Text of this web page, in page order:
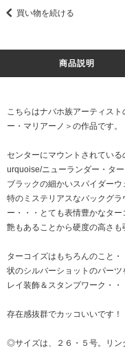
買い物を続ける
商品説明
こちらはナバホ族アーティス
ー・マリアーノ＞の作品です。
センターにマウントされてい
urquoise/ニューランダー・ター
ブラックの細かいスパイダー
特のミステリアスなバックグ
ー・・・とても表情豊かなター
艶もあることから硬度の高さも
ターコイズはもちろんのこと
状のシルバーショットのパー
レイ装飾＆スタンプワーク・・
存在感抜群でカッコいいです！
◎サイズは、２６・５号。リン